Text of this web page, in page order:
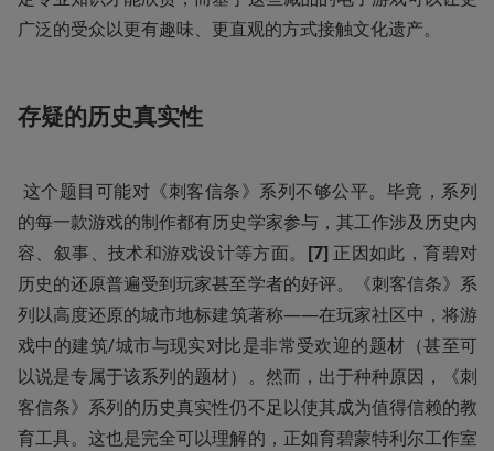
广泛的受众以更有趣味、更直观的方式接触文化遗产。
存疑的历史真实性
的每一款游戏的制作都有历史学家参与，其工作涉及历史内
容、叙事、技术和游戏设计等方面。 [7] 正因如此，育碧对
历史的还原普遍受到玩家甚至学者的好评。《刺客信条》系
列以高度还原的城市地标建筑著称——在玩家社区中，将游
戏中的建筑/城市与现实对比是非常受欢迎的题材（甚至可
以说是专属于该系列的题材）。然而，出于种种原因，《刺
客信条》系列的历史真实性仍不足以使其成为值得信赖的教
育工具。这也是完全可以理解的，正如育碧蒙特利尔工作室